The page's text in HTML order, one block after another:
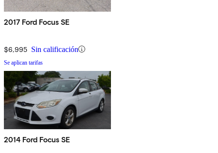
2017 Ford Focus SE
$6,995 Sin calificación
Se aplican tarifas
2014 Ford Focus SE